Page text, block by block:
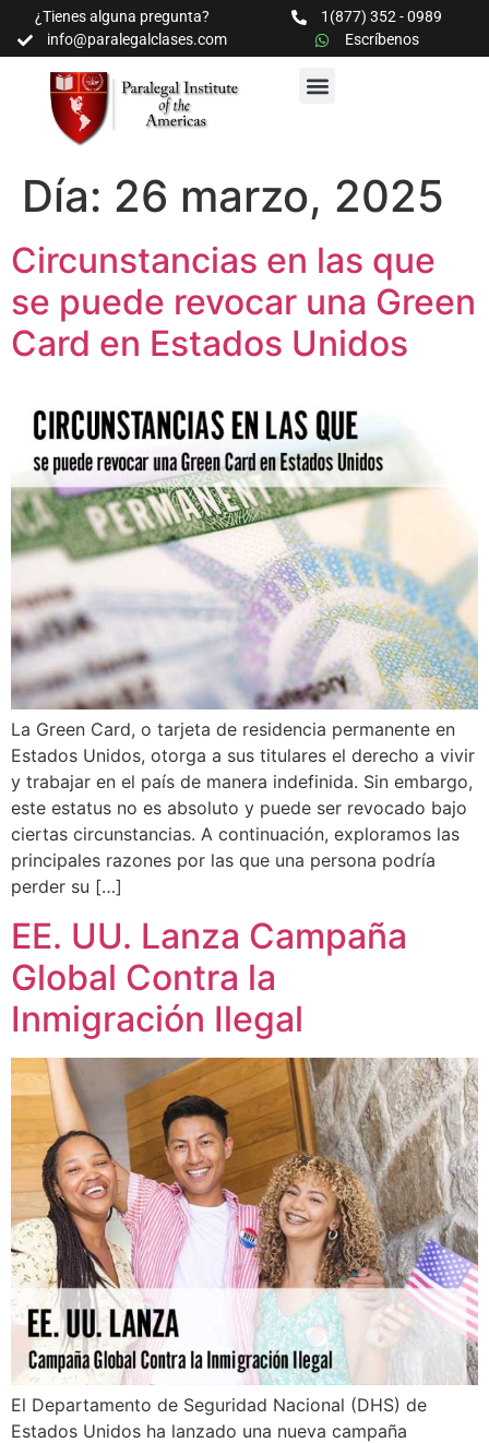
¿Tienes alguna pregunta?
1(877) 352 - 0989
info@paralegalclases.com
Escríbenos
Día: 26 marzo, 2025
Circunstancias en las que
se puede revocar una Green
Card en Estados Unidos
La Green Card, o tarjeta de residencia permanente en
Estados Unidos, otorga a sus titulares el derecho a vivir
y trabajar en el país de manera indefinida. Sin embargo,
este estatus no es absoluto y puede ser revocado bajo
ciertas circunstancias. A continuación, exploramos las
principales razones por las que una persona podría
perder su […]
EE. UU. Lanza Campaña
Global Contra la
Inmigración Ilegal
El Departamento de Seguridad Nacional (DHS) de
Estados Unidos ha lanzado una nueva campaña